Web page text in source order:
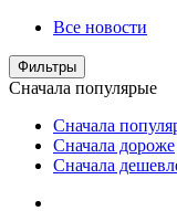
Все новости
Фильтры
Сначала популярые
Сначала
Сначала дороже
Сначала